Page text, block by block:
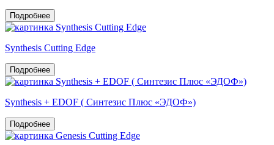
Подробнее
Synthesis Cutting Edge
Подробнее
Synthesis + EDOF ( Синтезис Плюс «ЭДОФ»)
Подробнее